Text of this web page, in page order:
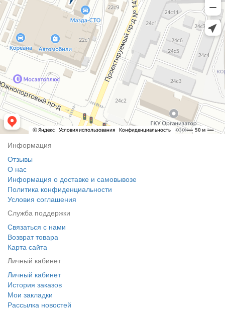
Информация
Отзывы
О нас
Информация о доставке и самовывозе
Политика конфиденциальности
Условия соглашения
Служба поддержки
Связаться с нами
Возврат товара
Карта сайта
Личный кабинет
Личный кабинет
История заказов
Мои закладки
Рассылка новостей